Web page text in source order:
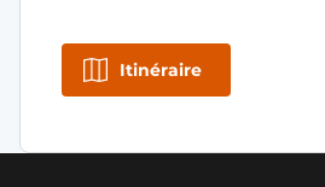
Itinéraire